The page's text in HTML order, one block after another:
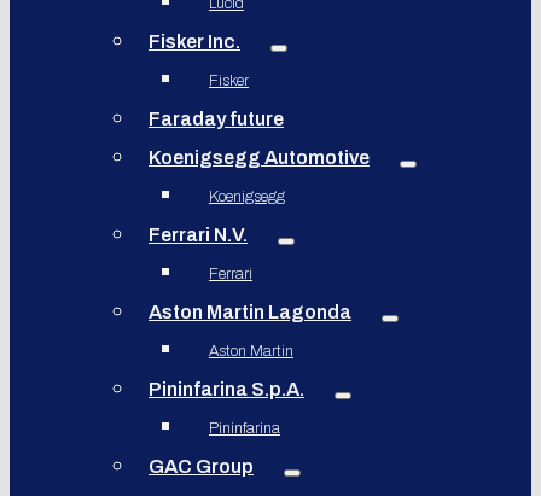
Lucid
Fisker Inc.
Fisker
Faraday future
Koenigsegg Automotive
Koenigsegg
Ferrari N.V.
Ferrari
Aston Martin Lagonda
Aston Martin
Pininfarina S.p.A.
Pininfarina
GAC Group